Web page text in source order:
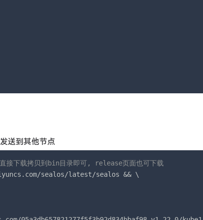
送到其他节点
下载拷贝到bin目录即可, release页面也可下载
sealos/latest/sealos && \